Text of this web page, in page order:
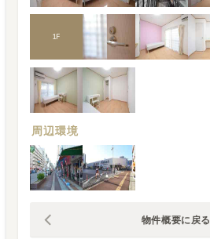
1F
周辺環境
物件概要に戻る